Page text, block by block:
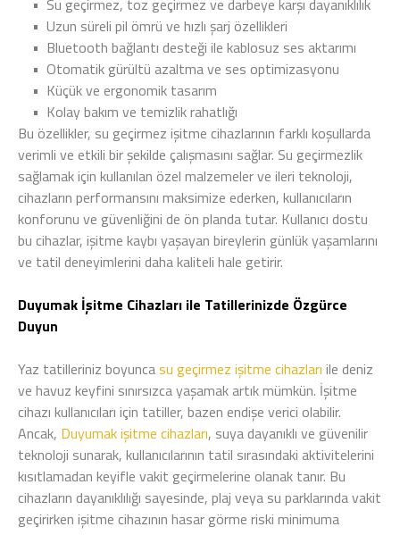
• Su geçirmez, toz geçirmez ve darbeye karşı dayanıklılık
• Uzun süreli pil ömrü ve hızlı şarj özellikleri
• Bluetooth bağlantı desteği ile kablosuz ses aktarımı
• Otomatik gürültü azaltma ve ses optimizasyonu
• Küçük ve ergonomik tasarım
• Kolay bakım ve temizlik rahatlığı
Bu özellikler, su geçirmez işitme cihazlarının farklı koşullarda
verimli ve etkili bir şekilde çalışmasını sağlar. Su geçirmezlik
sağlamak için kullanılan özel malzemeler ve ileri teknoloji,
cihazların performansını maksimize ederken, kullanıcıların
konforunu ve güvenliğini de ön planda tutar. Kullanıcı dostu
bu cihazlar, işitme kaybı yaşayan bireylerin günlük yaşamlarını
ve tatil deneyimlerini daha kaliteli hale getirir.
Duyumak İşitme Cihazları ile Tatillerinizde Özgürce
Duyun
Yaz tatilleriniz boyuncasu geçirmez işitme cihazları ile deniz
ve havuz keyfini sınırsızca yaşamak artık mümkün. İşitme
cihazı kullanıcıları için tatiller, bazen endişe verici olabilir.
Ancak, Duyumak işitme cihazları, suya dayanıklı ve güvenilir
teknoloji sunarak, kullanıcılarının tatil sırasındaki aktivitelerini
kısıtlamadan keyifle vakit geçirmelerine olanak tanır. Bu
cihazların dayanıklılığı sayesinde, plaj veya su parklarında vakit
geçirirken işitme cihazının hasar görme riski minimuma